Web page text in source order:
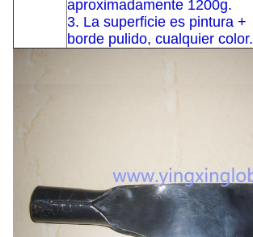
aproximadamente 1200g.
3. La superficie es pintura +
borde pulido, cualquier color.